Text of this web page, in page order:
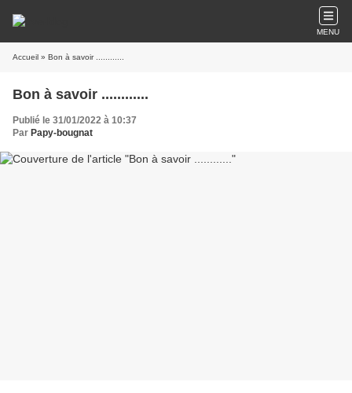
MENU
Accueil » Bon à savoir ............
Bon à savoir ............
Publié le 31/01/2022 à 10:37
Par Papy-bougnat